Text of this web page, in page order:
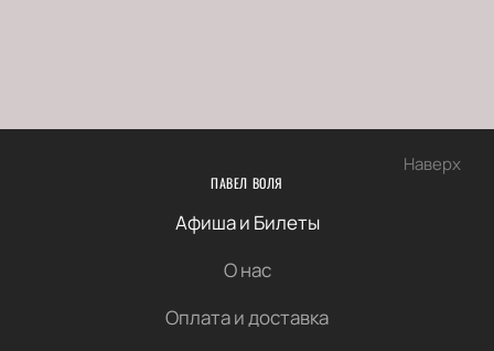
Наверх
ПАВЕЛ ВОЛЯ
Афиша и Билеты
О нас
Оплата и доставка